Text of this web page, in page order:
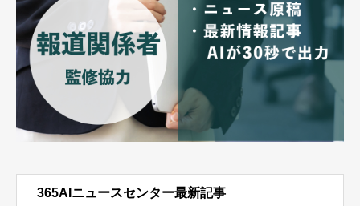
365AIニュースセンター最新記事